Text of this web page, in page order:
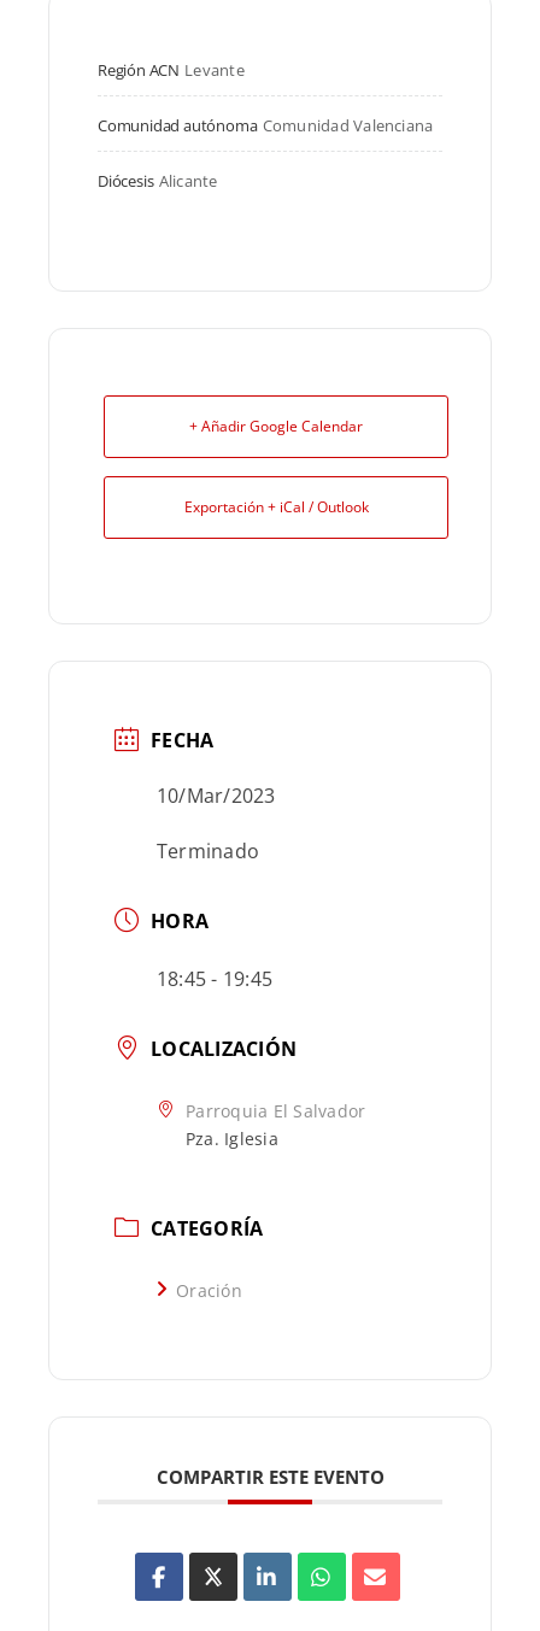
Región ACN Levante
Comunidad autónoma Comunidad Valenciana
Diócesis Alicante
+ Añadir Google Calendar
Exportación + iCal / Outlook
FECHA
10/Mar/2023
Terminado
HORA
18:45 - 19:45
LOCALIZACIÓN
Parroquia El Salvador
Pza. Iglesia
CATEGORÍA
Oración
COMPARTIR ESTE EVENTO